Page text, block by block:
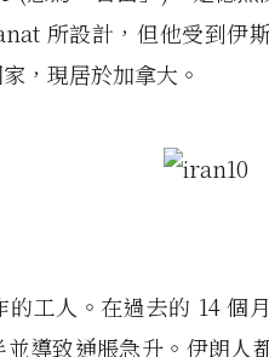
所設計，但他受到伊
，現居於加拿大。
的工人。在過去的 14 個
導致通脹急升。伊朗人